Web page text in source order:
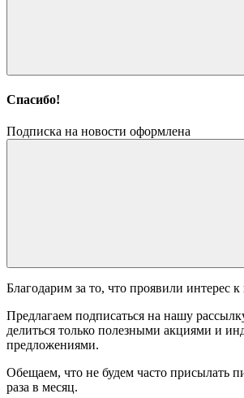
Спасибо!
Подписка на новости оформлена
Благодарим за то, что проявили интерес
Предлагаем подписаться на нашу
делиться только полезными акциями и
предложениями.
Обещаем, что не будем часто присылать
раза в месяц.